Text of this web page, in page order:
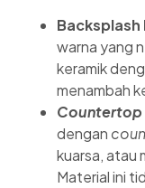
Backsplash
warna yang
keramik
menambah
Countertop
dengan
kuarsa, atau
Material ini